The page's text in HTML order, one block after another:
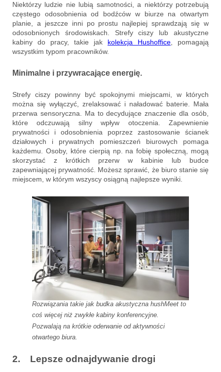
Niektórzy ludzie nie lubią samotności, a niektórzy potrzebują
częstego odosobnienia od bodźców w biurze na otwartym
planie, a jeszcze inni po prostu najlepiej sprawdzają się w
odosobnionych środowiskach. Strefy ciszy lub akustyczne
kabiny do pracy, takie jak kolekcja Hushoffice , pomagają
wszystkim typom pracowników.
Minimalne i przywracające energię.
Strefy ciszy powinny być spokojnymi miejscami, w których
można się wyłączyć, zrelaksować i naładować baterie. Mała
przerwa sensoryczna. Ma to decydujące znaczenie dla osób,
które odczuwają silny wpływ otoczenia. Zapewnienie
prywatności i odosobnienia poprzez zastosowanie ścianek
działowych i prywatnych pomieszczeń biurowych pomaga
każdemu. Osoby, które cierpią np. na fobię społeczną, mogą
skorzystać z krótkich przerw w kabinie lub budce
zapewniającej prywatność. Możesz sprawić, że biuro stanie się
miejscem, w którym wszyscy osiągną najlepsze wyniki.
Rozwiązania takie jak budka akustyczna hushMeet to
coś więcej niż zwykłe kabiny konferencyjne.
Pozwalają na krótkie oderwanie od aktywności
otwartego biura.
2. Lepsze odnajdywanie drogi